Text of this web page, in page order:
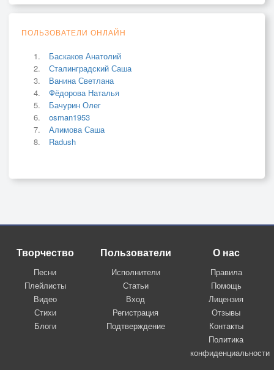
ПОЛЬЗОВАТЕЛИ ОНЛАЙН
Баскаков Анатолий
Сталинградский Саша
Ванина Светлана
Фёдорова Наталья
Бачурин Олег
osman1953
Алимова Саша
Radush
Творчество
Песни
Плейлисты
Видео
Стихи
Блоги
Пользователи
Исполнители
Статьи
Вход
Регистрация
Подтверждение
О нас
Правила
Помощь
Лицензия
Отзывы
Контакты
Политика
конфиденциальности